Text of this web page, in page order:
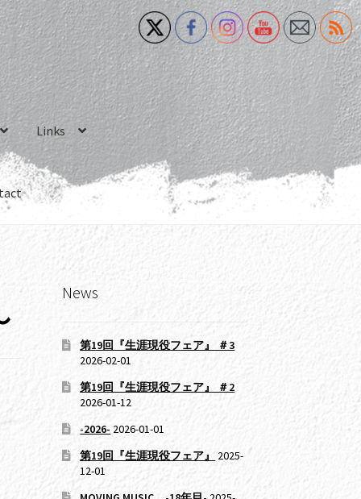
Links
News
第19回『生涯現役フェア』 ＃3
2026-02-01
第19回『生涯現役フェア』 ＃2
2026-01-12
-2026- 2026-01-01
第19回『生涯現役フェア』
2025-
12-01